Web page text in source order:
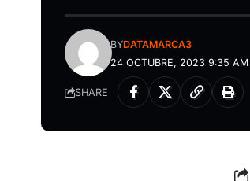
24 OCTUBRE, 2023 9:35 AM
BYDATAMARCA3
SHARE